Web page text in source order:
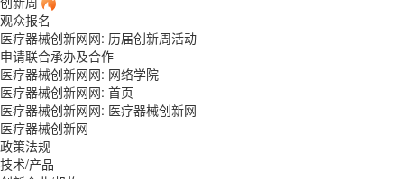
观众报名
医疗器械创新网网: 历届创新周活动
申请联合承办及合作
医疗器械创新网网: 网络学院
医疗器械创新网网: 首页
医疗器械创新网网: 医疗器械创新网
医疗器械创新网
政策法规
技术/产品